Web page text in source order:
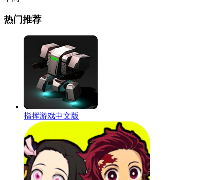
热门推荐
指挥游戏中文版